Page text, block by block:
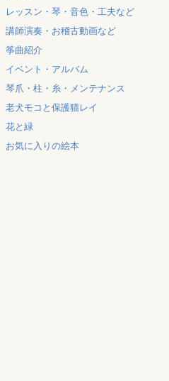
レッスン・琴・音色・工夫など
講師演奏・お稽古動画など
筝曲紹介
イベント・アルバム
琴爪・柱・糸・メンテナンス
老犬モコと保護猫レイ
花と緑
お気に入りの絵本